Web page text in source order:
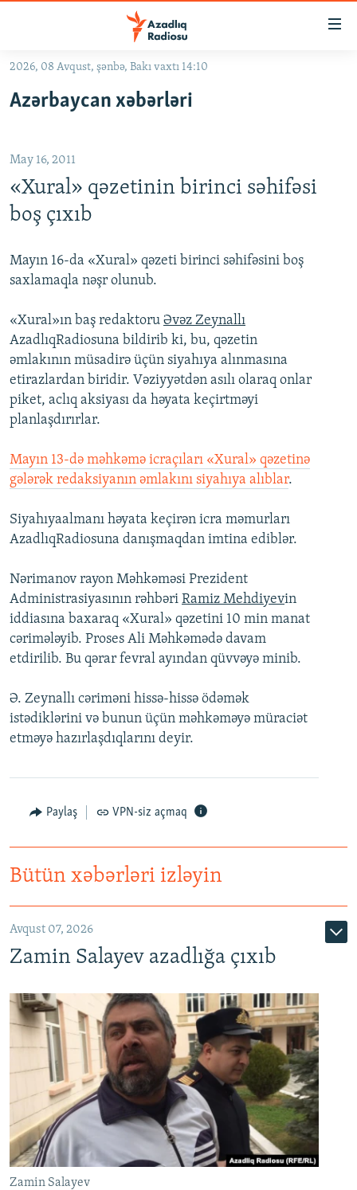
Əsas
qayıt
qayıt
Axtarışa
keç
#ƏSLINDƏ
QANUNI DOĞRU
ARAŞDIRMA
MULTIMEDIA
VIDEO
FOTOQALEREYA
İNFOQRAFIKA
KARIKATURA
RADIO ARXIV
OXU ZALI
AZƏRBAYCAN ƏDƏBIYYATI KITABXANASI
İSLAM VƏ DEMOKRATIYA
İZ - MƏDƏNIYYƏT PROQRAMI
HAQQIMIZDA
MISSIYAMIZ
PEŞƏ ETIKASI VƏ JURNALISTIKA STANDARTLARIMIZ
MATERIALLARIMIZDAN ISTIFADƏ
AZADLIQRADIOSU MOBIL TELEFONUNUZDA
BIZIMLƏ ƏLAQƏ
XƏBƏR BÜLLETENLƏRIMIZ
BIZI IZLƏ
RFE/RL-in bütün saytları
2026, 08 Avqust, şənbə, Bakı vaxtı 14:10
Azərbaycan xəbərləri
May 16, 2011
«Xural» qəzetinin birinci səhifəsi
boş çıxıb
Mayın 16-da «Xural» qəzeti birinci səhifəsini boş
saxlamaqla nəşr olunub.
«Xural»ın baş redaktoru Əvəz Zeynallı
AzadlıqRadiosuna bildirib ki, bu, qəzetin
əmlakının müsadirə üçün siyahıya alınmasına
etirazlardan biridir. Vəziyyətdən asılı olaraq onlar
piket, aclıq aksiyası da həyata keçirtməyi
planlaşdırırlar.
Mayın 13-də məhkəmə icraçıları «Xural» qəzetinə
gələrək redaksiyanın əmlakını siyahıya alıblar.
Siyahıyaalmanı həyata keçirən icra məmurları
AzadlıqRadiosuna danışmaqdan imtina ediblər.
Nərimanov rayon Məhkəməsi Prezident
Administrasiyasının rəhbəri Ramiz Mehdiyevin
iddiasına baxaraq «Xural» qəzetini 10 min manat
cərimələyib. Proses Ali Məhkəmədə davam
etdirilib. Bu qərar fevral ayından qüvvəyə minib.
Ə. Zeynallı cəriməni hissə-hissə ödəmək
istədiklərini və bunun üçün məhkəməyə müraciət
etməyə hazırlaşdıqlarını deyir.
Paylaş VPN-siz açmaq
Bütün xəbərləri izləyin
Avqust 07, 2026
Zamin Salayev azadlığa çıxıb
Zamin Salayev